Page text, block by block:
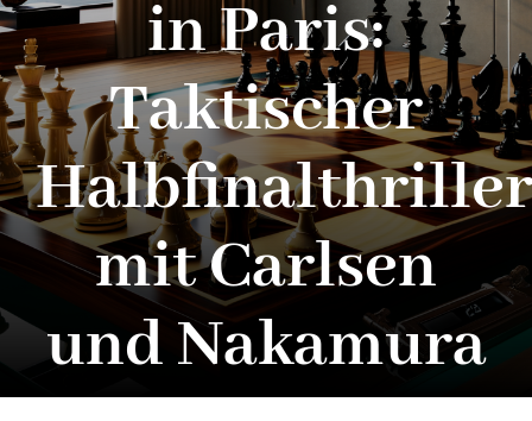
in Paris:
Taktischer
Halbfinalthriller
mit Carlsen
und Nakamura